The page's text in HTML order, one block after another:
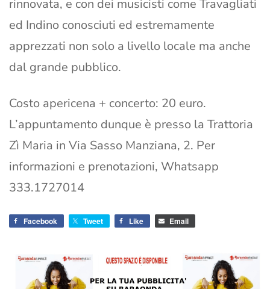
rinnovata, e con dei musicisti come Travagliati
ed Indino conosciuti ed estremamente
apprezzati non solo a livello locale ma anche
dal grande pubblico.
Costo apericena + concerto: 20 euro.
L’appuntamento dunque è presso la Trattoria
Zì Maria in Via Sasso Manziana, 2. Per
informazioni e prenotazioni, Whatsapp
333.1727014
Facebook Tweet Like Email